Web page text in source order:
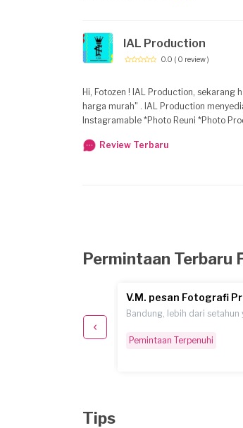
IAL Production
0.0 ( 0 review )
Hi, Fotozen ! IAL Production, sekarang hadir untuk memenuhi kebutuhan para fotozen dalam mengabadikan setiap moment bahagia fotozen "Dengan
harga murah" . IAL Production
Instagramable *Photo Reuni *Photo
Review Terbaru
Permintaan Terbaru
6 tahun yang lalu
V.M. pesan Fotografi
Bandung, lebih dari setahun
Pemintaan Terpenuhi
Tips